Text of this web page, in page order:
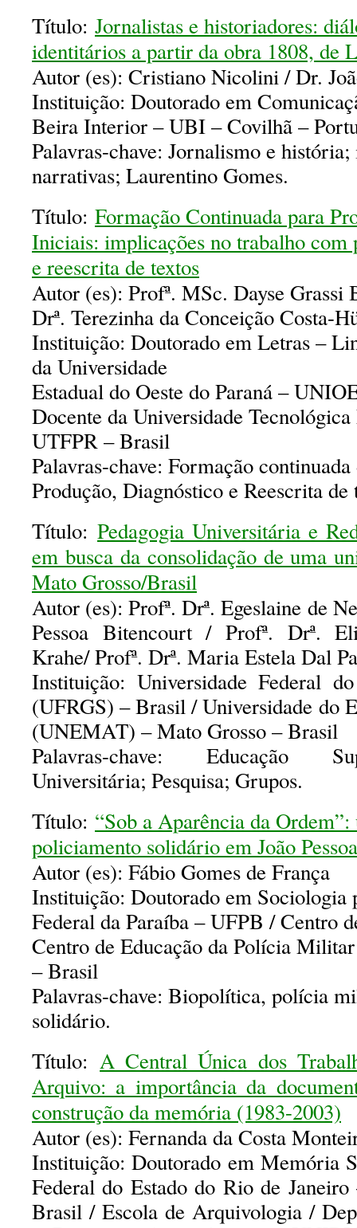
Título: Jornalistas e historiadores:
identitários a partir da obra 1808, de
Autor (es): Cristiano Nicolini / Dr.
Instituição: Doutorado em
Beira Interior – UBI – Covilhã –
Palavras-chave: Jornalismo e história;
narrativas; Laurentino Gomes.
Título: Formação Continuada para
Iniciais: implicações no trabalho com
e reescrita de textos
Autor (es): Profª. MSc. Dayse Grassi
Drª. Terezinha da Conceição Costa-
Instituição: Doutorado em Letras –
da Universidade
Estadual do Oeste do Paraná –
Docente da Universidade
UTFPR – Brasil
Palavras-chave: Formação
Produção, Diagnóstico e Reescrita de
Título: Pedagogia Universitária e
em busca da consolidação de uma
Mato Grosso/Brasil
Autor (es): Profª. Drª. Egeslaine de
Pessoa Bitencourt / Profª. Drª.
Krahe/ Profª. Drª. Maria Estela Dal
Instituição: Universidade Federal
(UFRGS) – Brasil / Universidade do
(UNEMAT) – Mato Grosso – Brasil
Palavras-chave: Educação
Universitária; Pesquisa; Grupos.
Título: “Sob a Aparência da
policiamento solidário em João
Autor (es): Fábio Gomes de França
Instituição: Doutorado em Sociologia
Federal da Paraíba – UFPB / Centro
Centro de Educação da Polícia
– Brasil
Palavras-chave: Biopolítica, polícia
solidário.
Título:A Central Única dos
Arquivo: a importância da
construção da memória (1983-2003)
Autor (es): Fernanda da Costa
Instituição: Doutorado em Memória
Federal do Estado do Rio de
Brasil / Escola de Arquivologia /